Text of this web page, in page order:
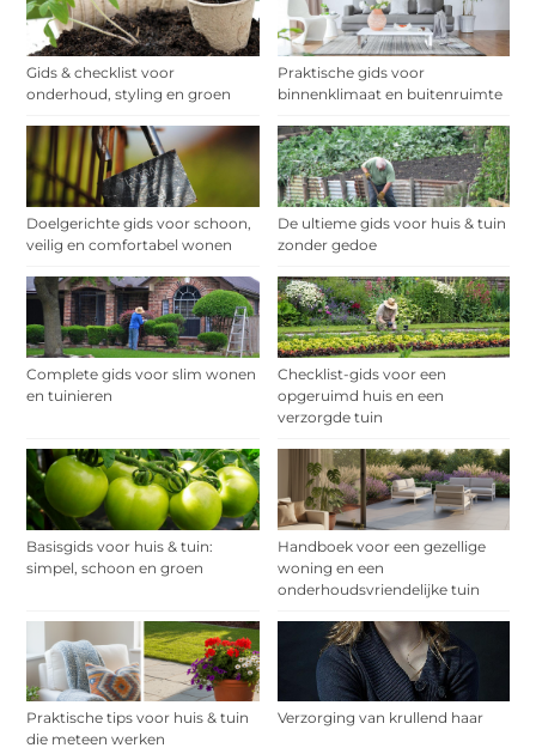
Gids & checklist voor
onderhoud, styling en groen
Praktische gids voor
binnenklimaat en buitenruimte
Doelgerichte gids voor schoon,
veilig en comfortabel wonen
De ultieme gids voor huis & tuin
zonder gedoe
Complete gids voor slim wonen
en tuinieren
Checklist-gids voor een
opgeruimd huis en een
verzorgde tuin
Basisgids voor huis & tuin:
simpel, schoon en groen
Handboek voor een gezellige
woning en een
onderhoudsvriendelijke tuin
Praktische tips voor huis & tuin
die meteen werken
Verzorging van krullend haar